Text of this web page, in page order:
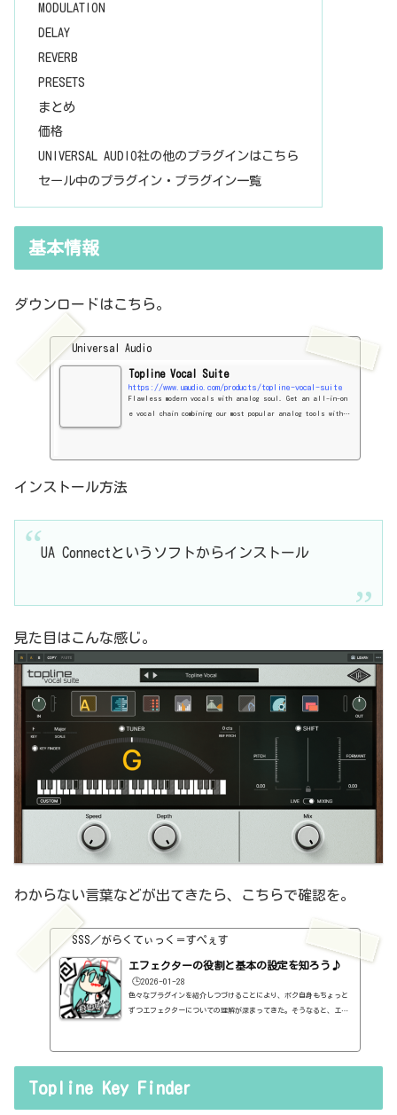
MODULATION
DELAY
REVERB
PRESETS
まとめ
価格
UNIVERSAL AUDIO社の他のプラグインはこちら
セール中のプラグイン・プラグイン一覧
基本情報
ダウンロードはこちら。
Universal Audio
Topline Vocal Suite
https://www.uaudio.com/products/topline-vocal-suite
Flawless modern vocals with analog soul. Get an all-in-on
e vocal chain combining our most popular analog tools with s
strip, compressor, and EQ inspired by vintage analog gear U
インストール方法
UA Connectというソフトからインストール
見た目はこんな感じ。
わからない言葉などが出てきたら、こちらで確認を。
SSS／がらくてぃっく＝すぺぇす
エフェクターの役割と基本の設定を知ろう♪
🕒️2026-01-28
色々なプラグインを紹介しつづけることにより、ボク自身もちょっと
ずつエフェクターについての理解が深まってきた。そうなると、エフ
で基本的なつまみに関する説明を毎回書くのも、それはそれで面倒く
Topline Key Finder